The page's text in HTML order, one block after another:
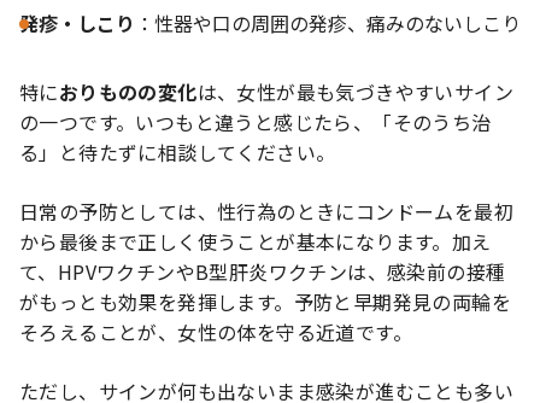
発疹・しこり ：性器や口の周囲の発疹、痛みのないしこり
特におりものの変化は、女性が最も気づきやすいサイン
の一つです。いつもと違うと感じたら、「そのうち治
る」と待たずに相談してください。
日常の予防としては、性行為のときにコンドームを最初
から最後まで正しく使うことが基本になります。加え
て、HPVワクチンやB型肝炎ワクチンは、感染前の接種
がもっとも効果を発揮します。予防と早期発見の両輪を
そろえることが、女性の体を守る近道です。
ただし、サインが何も出ないまま感染が進むことも多い